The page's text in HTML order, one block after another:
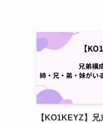
【KO1KEYZ】兄